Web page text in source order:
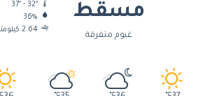
مسقط
غيوم متفرقة
37º - 32º
36%
2.64 كيلومتر/ساعة